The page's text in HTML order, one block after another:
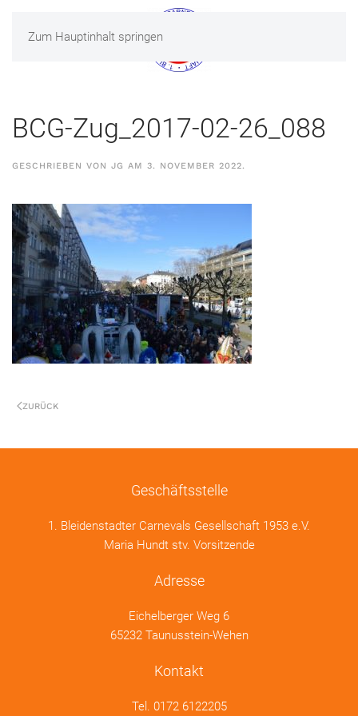
Zum Hauptinhalt springen
MENÜ
BCG-Zug_2017-02-26_088
GESCHRIEBEN VON JG AM 3. NOVEMBER 2022.
ZURÜCK
Geschäftsstelle
1. Bleidenstadter Carnevals Gesellschaft 1953 e.V.
Maria Hundt stv. Vorsitzende
Adresse
Eichelberger Weg 6
65232 Taunusstein-Wehen
Kontakt
Tel. 0172 6122205